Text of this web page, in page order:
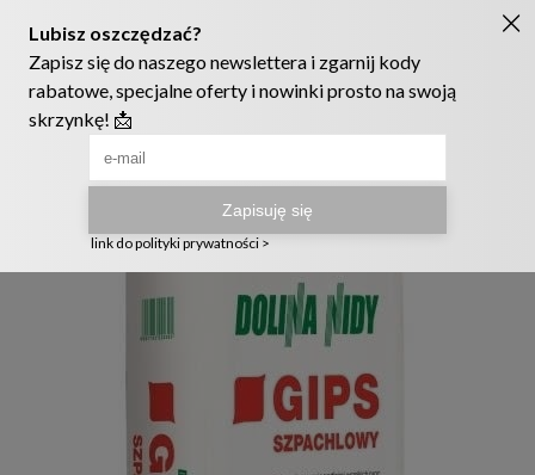
Ruszyła nowa szata graficzna naszego sklepu! ❤️
222905958 sklep@telmak.pl
Materiały budowlane Zaprawa gipsowa